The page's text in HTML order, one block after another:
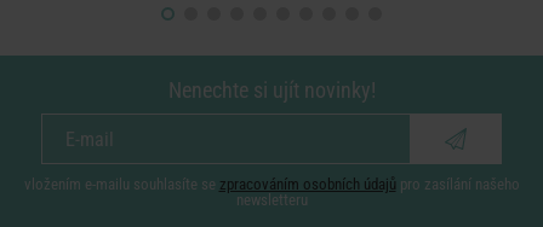
Nenechte si ujít novinky!
vložením e-mailu souhlasíte se zpracováním osobních údajů pro zasílání našeho
newsletteru